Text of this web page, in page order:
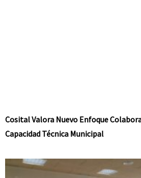
Cosital Valora Nuevo Enfoque
Capacidad Técnica Municipal